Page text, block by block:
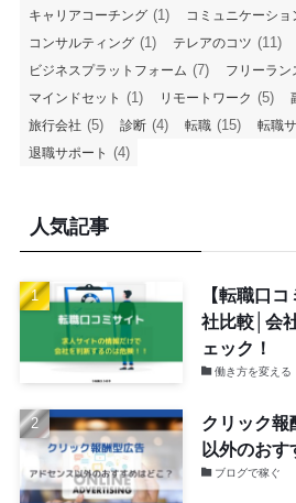
キャリアコーチング (1) コミュニケーショ
コンサルティング (1) テレアのコツ (11)
ビジネスプラットフォーム (7) フリーラン
マインドセット (1) リモートワーク (5)
旅行会社 (5) 診断 (4) 転職 (15) 転職
退職サポート (4)
人気記事
【転職口
社比較│会
ェック！
働き方を変える
クリック報
以外のお
ブログで稼ぐ